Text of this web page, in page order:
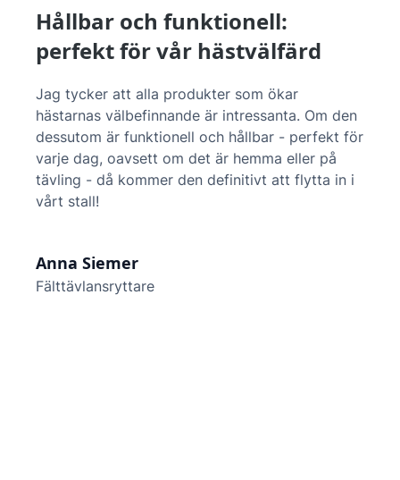
En innovation inom
hästsporten.
En innovation inom ridsporten. Tack vare
tekniken anpassar sig r3vobanD perfekt till
hästens huvud och ger hästen det nödvändiga
utrymmet och komfort under rörelse och
träning.
Olympisk dressyrryttare